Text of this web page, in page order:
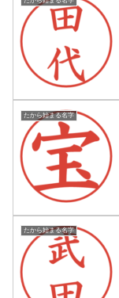
たから始まる名字
たから始まる名字